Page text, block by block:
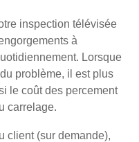
inspection télévisée
à
Lorsque
problème, il est plus
le coût des percement
carrelage.
client (sur demande),